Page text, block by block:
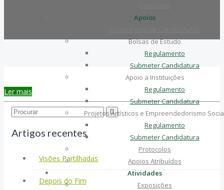
Apoios
Bolsas de Estudo
Regulamento
Submeter Candidatura
Apoio a Instituições
Regulamento
Submeter Candidatura
Projetos Artísticos e Empreendedorismo
Regulamento
Submeter Candidatura
Protocolos
Apoios Atribuídos
Atividades
Exposições
Ler mais
Search...
Artigos recentes
Visões Partilhadas
Depois do Fim